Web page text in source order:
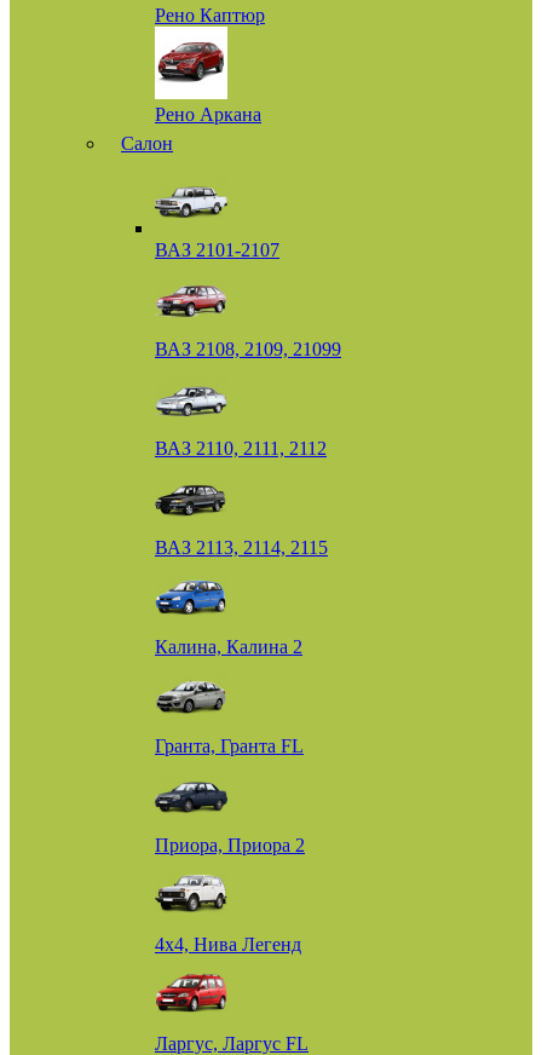
Рено Каптюр
Рено Аркана
Салон
ВАЗ 2101-2107
ВАЗ 2108, 2109, 21099
ВАЗ 2110, 2111, 2112
ВАЗ 2113, 2114, 2115
Калина, Калина 2
Гранта, Гранта FL
Приора, Приора 2
4х4, Нива Легенд
Ларгус, Ларгус FL